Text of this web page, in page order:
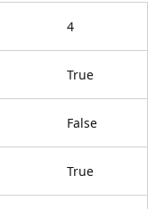
4
True
False
True